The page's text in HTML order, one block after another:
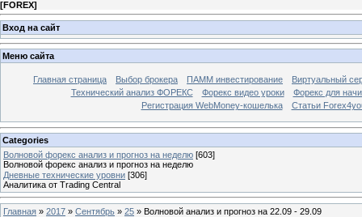
[FOREX]
Вход на сайт
Меню сайта
Главная страница Выбор брокера ПАММ инвестирование
Виртуальный
Технический анализ ФОРЕКС
Форекс видео уроки
Форекс для
Регистрация WebMoney-кошелька
Статьи
Categories
Волновой форекс анализ и прогноз на неделю [603]
Волновой форекс анализ и прогноз на неделю
Дневные технические уровни [306]
Аналитика от Trading Central
Главная » 2017 » Сентябрь » 25 » Волновой анализ и прогноз на 22.09 - 29.09